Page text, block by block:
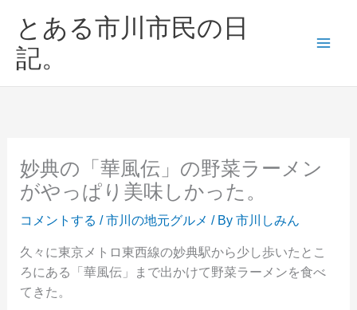
キ
とある市川市民の日
記。
妙典の「華風伝」の野菜ラーメン
がやっぱり美味しかった。
コメントする /市川の地元グルメ / By 市川しみん
久々に東京メトロ東西線の妙典駅から少し歩いたとこ
ろにある「華風伝」まで出かけて野菜ラーメンを食べ
てきた。